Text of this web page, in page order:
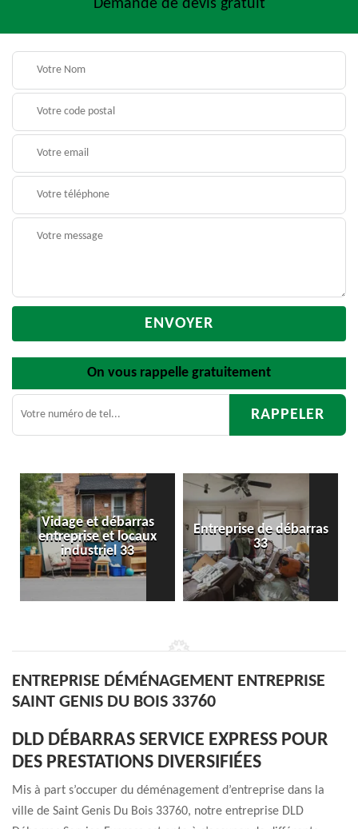
Demande de devis gratuit
On vous rappelle gratuitement
Entreprise de débarras
33
Débarras
d'appartement 33
ENTREPRISE DÉMÉNAGEMENT ENTREPRISE
SAINT GENIS DU BOIS 33760
DLD DÉBARRAS SERVICE EXPRESS POUR
DES PRESTATIONS DIVERSIFIÉES
Mis à part s’occuper du déménagement d’entreprise dans la
ville de Saint Genis Du Bois 33760, notre entreprise DLD